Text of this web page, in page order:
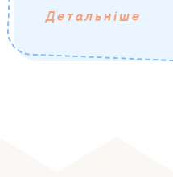
Детальніше